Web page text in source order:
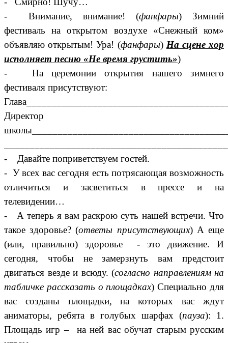
- Внимание, внимание! (фанфары) Зимний
фестиваль на открытом воздухе «Снежный ком»
объявляю открытым! Ура! (фанфары) На сцене хор
исполняет песню «Не время грустить»)
- На церемонии открытия нашего зимнего
фестиваля присутствуют:
Директор
- Давайте поприветствуем гостей.
- У всех вас сегодня есть потрясающая возможность
отличиться и засветиться в прессе и на
телевидении…
- А теперь я вам раскрою суть нашей встречи. Что
такое здоровье? (ответы присутствующих) А еще
(или, правильно) здоровье - это движение. И
сегодня, чтобы не замерзнуть вам предстоит
двигаться везде и всюду. (согласно направлениям на
табличке рассказать о площадках) Специально для
вас созданы площадки, на которых вас ждут
аниматоры, ребята в голубых шарфах (пауза): 1.
Площадь игр – на ней вас обучат старым русским